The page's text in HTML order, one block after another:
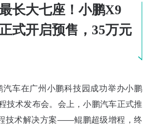
长大七座！小鹏X9
式开启预售，35万元
汽车在广州小鹏科技园成功举办小鹏
技术发布会。会上，小鹏汽车正式推
技术解决方案——鲲鹏超级增程，终